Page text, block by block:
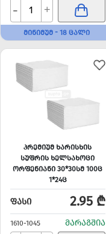
- +
ᲛᲘᲜᲘᲛᲣᲛ - 18 ᲪᲐᲚᲘ
ᲞᲠᲔᲛᲘᲣᲛ ᲮᲐᲠᲘᲡᲮᲘᲡ
ᲡᲣᲤᲠᲘᲡ ᲮᲔᲚᲡᲐᲮᲝᲪᲘ
ᲝᲠᲤᲔᲜᲘᲐᲜᲘ 30*30ᲡᲛ 100Ც
1*24Ც
ᲤᲐᲡᲘ 2.95 ₾
1610-1045 ᲛᲐᲠᲐᲒᲨᲘᲐ